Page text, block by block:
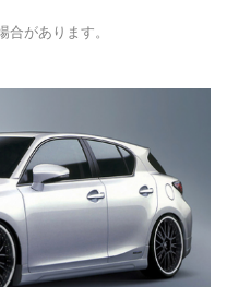
があります。